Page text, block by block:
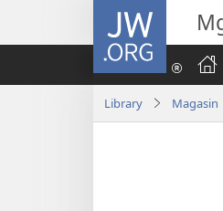
JW.ORG
Library Magasin